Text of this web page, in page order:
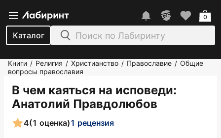
Каталог
0
Книги / Религия / Христианство / Православие / Общие
вопросы православия
В чем каяться на исповеди:
Анатолий Правдолюбов
4(1 оценка)1 рецензия